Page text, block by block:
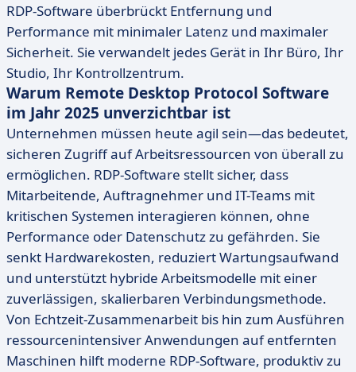
RDP-Software überbrückt Entfernung und
Performance mit minimaler Latenz und maximaler
Sicherheit. Sie verwandelt jedes Gerät in Ihr Büro, Ihr
Studio, Ihr Kontrollzentrum.
Warum Remote Desktop Protocol Software
im Jahr 2025 unverzichtbar ist
Unternehmen müssen heute agil sein—das bedeutet,
sicheren Zugriff auf Arbeitsressourcen von überall zu
ermöglichen. RDP-Software stellt sicher, dass
Mitarbeitende, Auftragnehmer und IT-Teams mit
kritischen Systemen interagieren können, ohne
Performance oder Datenschutz zu gefährden. Sie
senkt Hardwarekosten, reduziert Wartungsaufwand
und unterstützt hybride Arbeitsmodelle mit einer
zuverlässigen, skalierbaren Verbindungsmethode.
Von Echtzeit-Zusammenarbeit bis hin zum Ausführen
ressourcenintensiver Anwendungen auf entfernten
Maschinen hilft moderne RDP-Software, produktiv zu